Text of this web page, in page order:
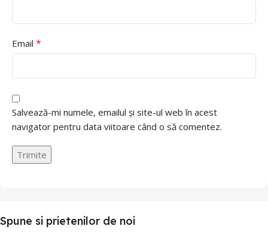
Email *
Salvează-mi numele, emailul și site-ul web în acest
navigator pentru data viitoare când o să comentez.
Spune si prietenilor de noi